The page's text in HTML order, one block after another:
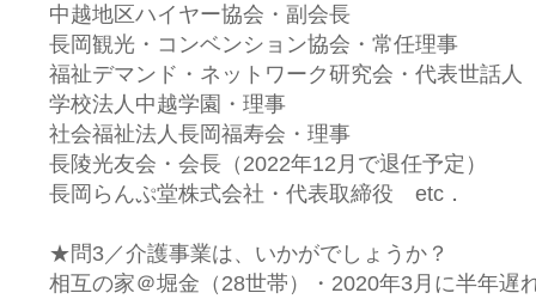
中越地区ハイヤー協会・副会長
長岡観光・コンベンション協会・常任理事
福祉デマンド・ネットワーク研究会・代表世話人
学校法人中越学園・理事
社会福祉法人長岡福寿会・理事
長陵光友会・会長（2022年12月で退任予定）
長岡らんぷ堂株式会社・代表取締役 etc．
★問3／介護事業は、いかがでしょうか？
相互の家＠堀金（28世帯）・2020年3月に半年遅